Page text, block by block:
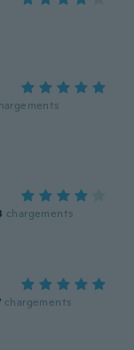
chargements
chargements